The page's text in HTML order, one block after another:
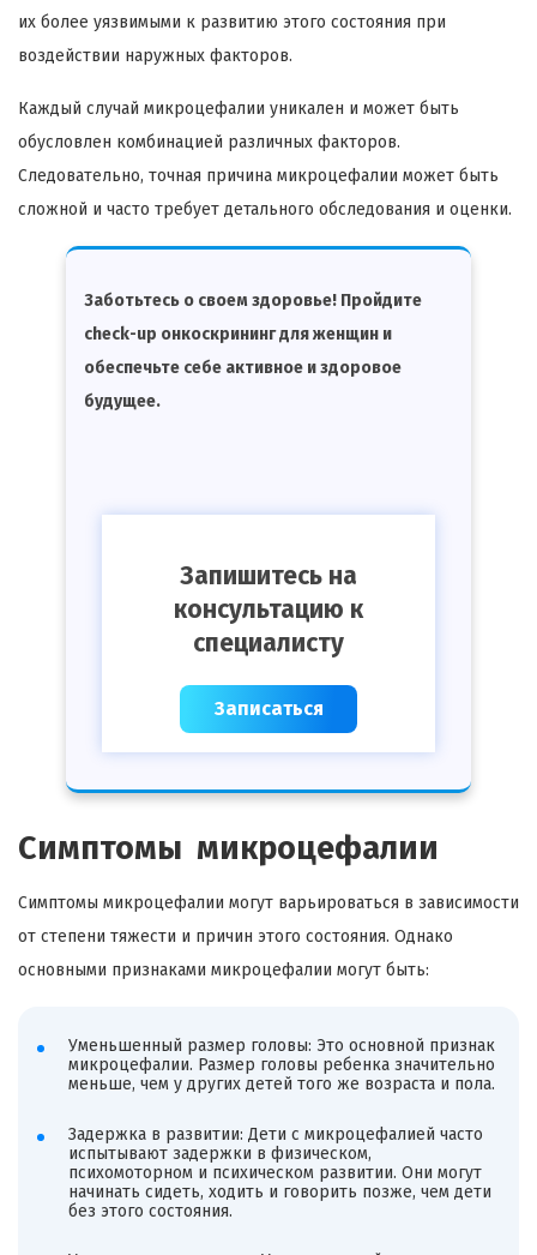
их более уязвимыми к развитию этого состояния при
воздействии наружных факторов.
Каждый случай микроцефалии уникален и может быть
обусловлен комбинацией различных факторов.
Следовательно, точная причина микроцефалии может быть
сложной и часто требует детального обследования и оценки.
Заботьтесь о своем здоровье! Пройдите
check-up онкоскрининг для женщин и
обеспечьте себе активное и здоровое
будущее.
Запишитесь на
консультацию к
специалисту
Записаться
Симптомы микроцефалии
Симптомы микроцефалии могут варьироваться в зависимости
от степени тяжести и причин этого состояния. Однако
основными признаками микроцефалии могут быть:
Уменьшенный размер головы: Это основной признак
микроцефалии. Размер головы ребенка значительно
меньше, чем у других детей того же возраста и пола.
Задержка в развитии: Дети с микроцефалией часто
испытывают задержки в физическом,
психомоторном и психическом развитии. Они могут
начинать сидеть, ходить и говорить позже, чем дети
без этого состояния.